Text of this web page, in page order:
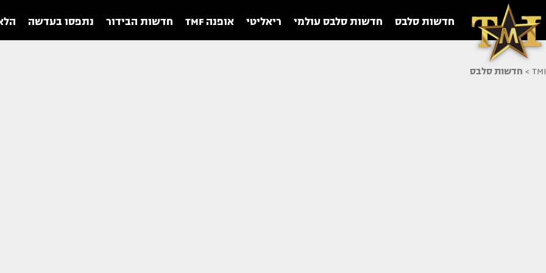
חדשות סלבס חדשות סלבס עולמי ריאליטי אופנה TMF חדשות הבידור נתפסו בעדשה
TMI
> חדשות סלבס